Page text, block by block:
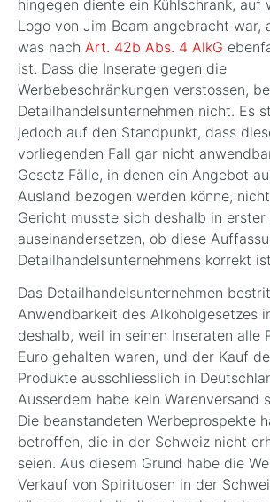
hingegen diente ein Kühlschrank, auf
Logo von Jim Beam angebracht war,
was nach Art. 42b Abs. 4 AlkG
ist. Dass die Inserate gegen die
Werbebeschränkungen verstossen,
Detailhandelsunternehmen nicht. Es
jedoch auf den Standpunkt, dass
vorliegenden Fall gar nicht
Gesetz Fälle, in denen ein Angebot
Ausland bezogen werden könne,
Gericht musste sich deshalb in
auseinandersetzen, ob diese
Detailhandelsunternehmens korrekt
Das Detailhandelsunternehmen
Anwendbarkeit des Alkoholgesetzes
deshalb, weil in seinen Inseraten alle
Euro gehalten waren, und der Kauf
Produkte ausschliesslich in
Ausserdem habe kein Warenversand
Die beanstandeten Werbeprospekte
betroffen, die in der Schweiz nicht
seien. Aus diesem Grund habe die
Verkauf von Spirituosen in der